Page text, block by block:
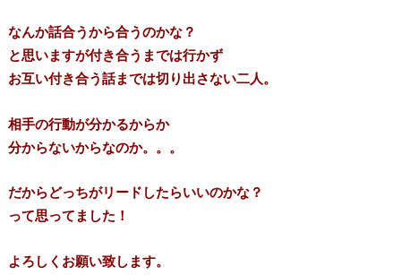
なんか話合うから合うのかな？
と思いますが付き合うまでは行かず
お互い付き合う話までは切り出さない二人。
相手の行動が分かるからか
分からないからなのか。。。
だからどっちがリードしたらいいのかな？
って思ってました！
よろしくお願い致します。